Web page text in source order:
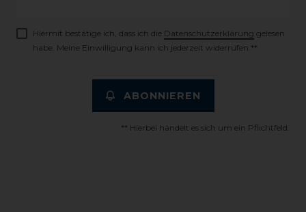
Hiermit bestätige ich, dass ich die Daten­schutz­erklärung gelesen
habe. Meine Einwilligung kann ich jederzeit widerrufen.**
ABONNIEREN
** Hierbei handelt es sich um ein Pflichtfeld.